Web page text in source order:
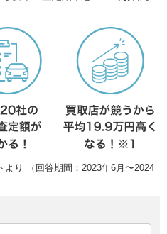
り （回答期間：2023年6月〜2024